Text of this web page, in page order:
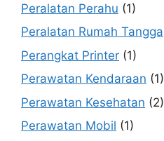
Peralatan Perahu (1)
Peralatan Rumah Tangga
Perangkat Printer (1)
Perawatan Kendaraan (1)
Perawatan Kesehatan (2)
Perawatan Mobil (1)